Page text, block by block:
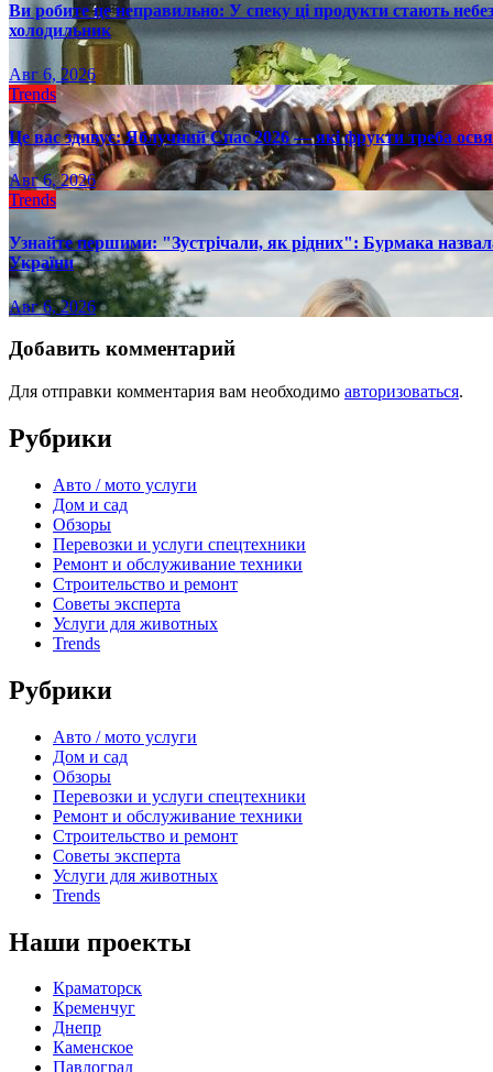
Ви робите це неправильно: У спеку ці продукти стають
холодильник
Авг 6, 2026
Trends
Це вас здивує: Яблучний Спас 2026 — які фрукти треба
Авг 6, 2026
Trends
Узнайте першими: "Зустрічали, як рідних": Бурмака
України
Авг 6, 2026
Добавить комментарий
Для отправки комментария вам необходимо авторизоваться.
Рубрики
Авто / мото услуги
Дом и сад
Обзоры
Перевозки и услуги спецтехники
Ремонт и обслуживание техники
Строительство и ремонт
Советы эксперта
Услуги для животных
Trends
Рубрики
Авто / мото услуги
Дом и сад
Обзоры
Перевозки и услуги спецтехники
Ремонт и обслуживание техники
Строительство и ремонт
Советы эксперта
Услуги для животных
Trends
Наши проекты
Краматорск
Кременчуг
Днепр
Каменское
Павлоград